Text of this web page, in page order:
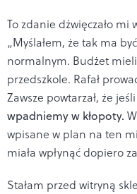
To zdanie dźwięczało mi
„Myślałem, że tak ma
normalnym. Budżet
przedszkole. Rafał
Zawsze powtarzał, że
wpadniemy w kłopoty.
wpisane w plan na ten
miała wpłynąć dopiero
Stałam przed witryną